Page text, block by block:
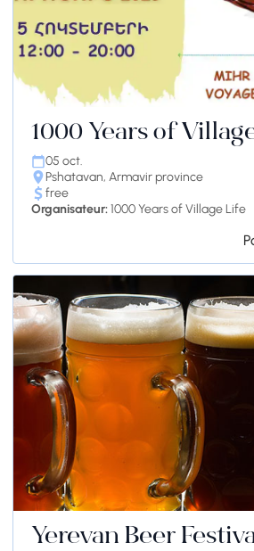
1000 Years of
05 oct.
Pshatavan, Armavir province
free
Organisateur:1000 Years of Village Life
Yerevan Beer